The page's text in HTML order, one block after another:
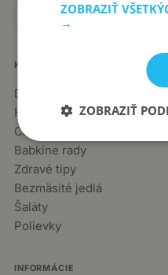
KATEGÓRIE
Dezerty
Hlavné jedlá
Chuťovky
Babkine rady
Zdravé tipy
Bezmäsité jedlá
Šaláty
Polievky
INFORMÁCIE
ZOBRAZIŤ
→
ZOBRAZIŤ